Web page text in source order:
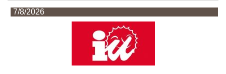
7/8/2026